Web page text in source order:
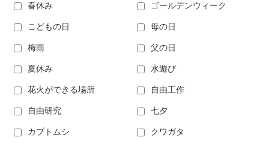
春休み ゴールデンウィーク
こどもの日 母の日
梅雨 父の日
夏休み 水遊び
花火ができる場所 自由工作
自由研究 七夕
カブトムシ クワガタ